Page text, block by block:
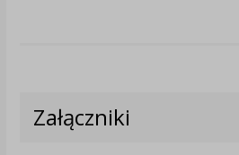
Załączniki